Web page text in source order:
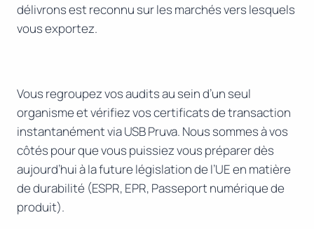
délivrons est reconnu sur les marchés vers lesquels
vous exportez.
Vous regroupez vos audits au sein d’un seul
organisme et vérifiez vos certificats de transaction
instantanément via USB Pruva. Nous sommes à vos
côtés pour que vous puissiez vous préparer dès
aujourd’hui à la future législation de l’UE en matière
de durabilité (ESPR, EPR, Passeport numérique de
produit).